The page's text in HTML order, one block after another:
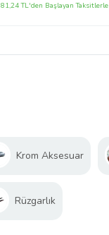
81,24 TL'den Başlayan Taksitlerle
Krom Aksesuar
Rüzgarlık